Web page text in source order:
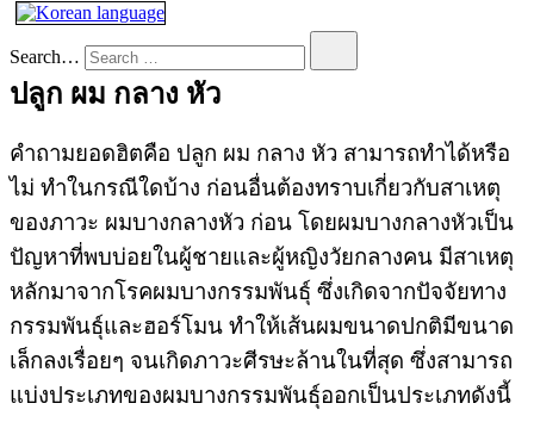
Search…
ปลูก ผม กลาง หัว
คำถามยอดฮิตคือ ปลูก ผม กลาง หัว สามารถทำได้หรือ
ไม่ ทำในกรณีใดบ้าง ก่อนอื่นต้องทราบเกี่ยวกับสาเหตุ
ของภาวะ ผมบางกลางหัว ก่อน โดยผมบางกลางหัวเป็น
ปัญหาที่พบบ่อยในผู้ชายและผู้หญิงวัยกลางคน มีสาเหตุ
หลักมาจากโรคผมบางกรรมพันธุ์ ซึ่งเกิดจากปัจจัยทาง
กรรมพันธุ์และฮอร์โมน ทำให้เส้นผมขนาดปกติมีขนาด
เล็กลงเรื่อยๆ จนเกิดภาวะศีรษะล้านในที่สุด ซึ่งสามารถ
แบ่งประเภทของผมบางกรรมพันธุ์ออกเป็นประเภทดังนี้